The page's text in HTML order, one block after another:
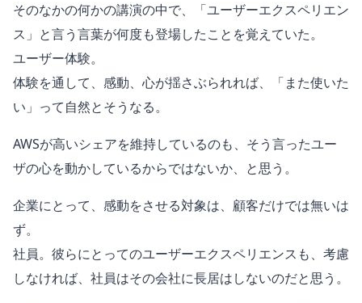
そのなかの何かの講演の中で、「ユーザーエクスペリエン
ス」と言う言葉が何度も登場したことを覚えていた。
ユーザー体験。
体験を通して、感動、心が揺さぶられれば、「また使いた
い」って自然とそうなる。
AWSが高いシェアを維持しているのも、そう言ったユー
ザの心を動かしているからではないか、と思う。
企業にとって、感動をさせる対象は、顧客だけでは無いは
ず。
社員。彼らにとってのユーザーエクスペリエンスも、考慮
しなければ、社員はその会社に長居はしないのだと思う。